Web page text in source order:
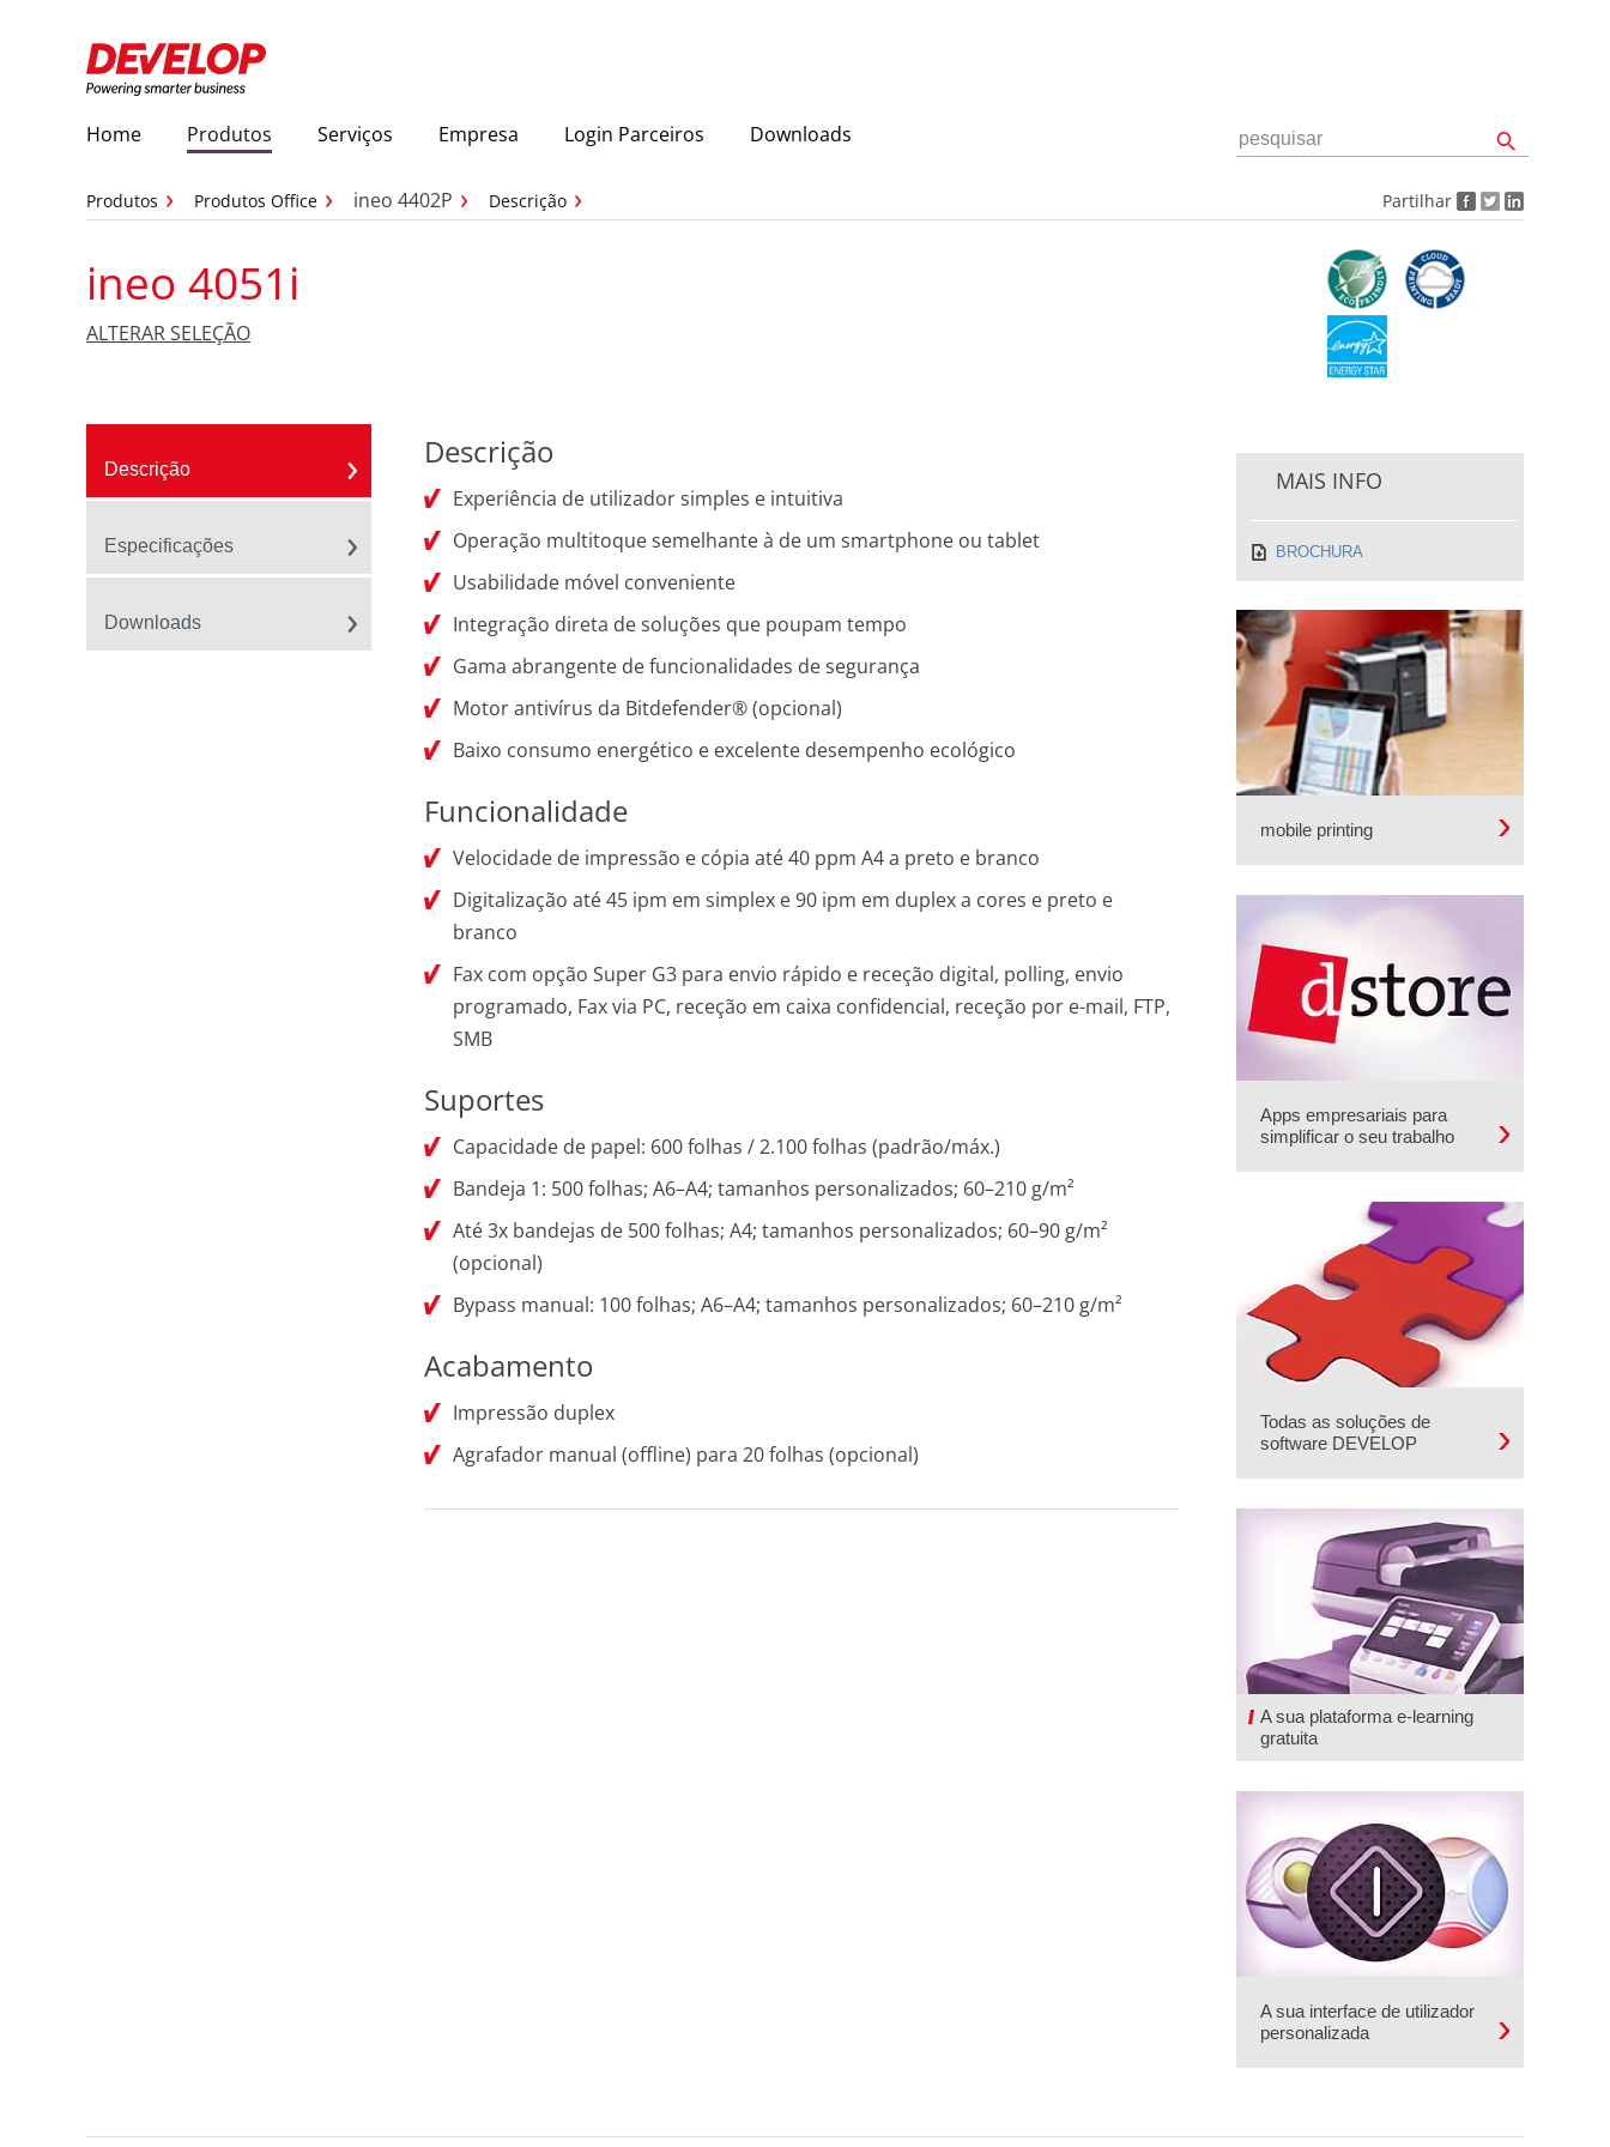
Home Produtos Serviços Empresa Login Parceiros Downloads
Produtos Produtos Office ineo 4402P Descrição Partilhar
ineo 4051i
ALTERAR SELEÇÃO
Descrição
Especificações
Downloads
Descrição
Experiência de utilizador simples e intuitiva
Operação multitoque semelhante à de um smartphone ou tablet
Usabilidade móvel conveniente
Integração direta de soluções que poupam tempo
Gama abrangente de funcionalidades de segurança
Motor antivírus da Bitdefender® (opcional)
Baixo consumo energético e excelente desempenho ecológico
Funcionalidade
Velocidade de impressão e cópia até 40 ppm A4 a preto e branco
Digitalização até 45 ipm em simplex e 90 ipm em duplex a cores e preto e
branco
Fax com opção Super G3 para envio rápido e receção digital, polling, envio
programado, Fax via PC, receção em caixa confidencial, receção por e-mail, FTP,
SMB
Suportes
Capacidade de papel: 600 folhas / 2.100 folhas (padrão/máx.)
Bandeja 1: 500 folhas; A6–A4; tamanhos personalizados; 60–210 g/m²
Até 3x bandejas de 500 folhas; A4; tamanhos personalizados; 60–90 g/m²
(opcional)
Bypass manual: 100 folhas; A6–A4; tamanhos personalizados; 60–210 g/m²
Acabamento
Impressão duplex
Agrafador manual (offline) para 20 folhas (opcional)
MAIS INFO
BROCHURA
mobile printing
Apps empresariais para
simplificar o seu trabalho
Todas as soluções de
software DEVELOP
A sua plataforma e-learning
gratuita
A sua interface de utilizador
personalizada